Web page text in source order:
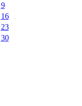
9
16
23
30